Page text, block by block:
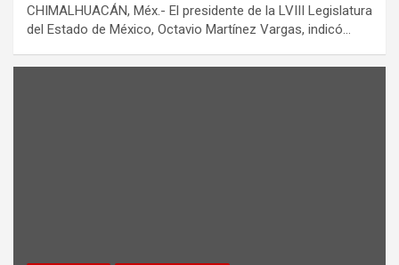
CHIMALHUACÁN, Méx.- El presidente de la LVIII Legislatura
del Estado de México, Octavio Martínez Vargas, indicó…